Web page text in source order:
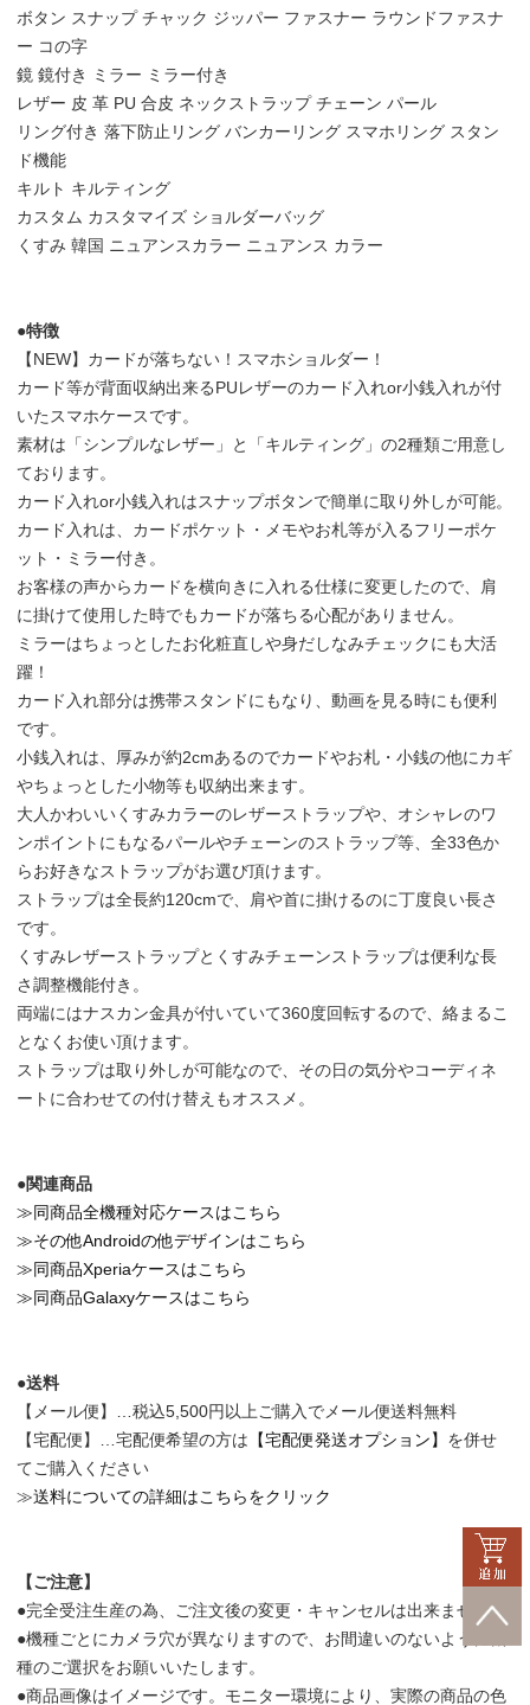
ボタン スナップ チャック ジッパー ファスナー ラウンドファスナ
ー コの字
鏡 鏡付き ミラー ミラー付き
レザー 皮 革 PU 合皮 ネックストラップ チェーン パール
リング付き 落下防止リング バンカーリング スマホリング スタン
ド機能
キルト キルティング
カスタム カスタマイズ ショルダーバッグ
くすみ 韓国 ニュアンスカラー ニュアンス カラー
●特徴
【NEW】カードが落ちない！スマホショルダー！
カード等が背面収納出来るPUレザーのカード入れor小銭入れが付
いたスマホケースです。
素材は「シンプルなレザー」と「キルティング」の2種類ご用意し
ております。
カード入れor小銭入れはスナップボタンで簡単に取り外しが可能。
カード入れは、カードポケット・メモやお札等が入るフリーポケ
ット・ミラー付き。
お客様の声からカードを横向きに入れる仕様に変更したので、肩
に掛けて使用した時でもカードが落ちる心配がありません。
ミラーはちょっとしたお化粧直しや身だしなみチェックにも大活
躍！
カード入れ部分は携帯スタンドにもなり、動画を見る時にも便利
です。
小銭入れは、厚みが約2cmあるのでカードやお札・小銭の他にカギ
やちょっとした小物等も収納出来ます。
大人かわいいくすみカラーのレザーストラップや、オシャレのワ
ンポイントにもなるパールやチェーンのストラップ等、全33色か
らお好きなストラップがお選び頂けます。
ストラップは全長約120cmで、肩や首に掛けるのに丁度良い長さ
です。
くすみレザーストラップとくすみチェーンストラップは便利な長
さ調整機能付き。
両端にはナスカン金具が付いていて360度回転するので、絡まるこ
となくお使い頂けます。
ストラップは取り外しが可能なので、その日の気分やコーディネ
ートに合わせての付け替えもオススメ。
●関連商品
≫同商品全機種対応ケースはこちら
≫その他Androidの他デザインはこちら
≫同商品Xperiaケースはこちら
≫同商品Galaxyケースはこちら
●送料
【メール便】…税込5,500円以上ご購入でメール便送料無料
【宅配便】…宅配便希望の方は 【宅配便発送オプション】 を併せ
てご購入ください
≫送料についての詳細はこちらをクリック
【ご注意】
●完全受注生産の為、ご注文後の変更・キャンセルは出来ません。
●機種ごとにカメラ穴が異なりますので、お間違いのないように機
種のご選択をお願いいたします。
●商品画像はイメージです。モニター環境により、実際の商品の色